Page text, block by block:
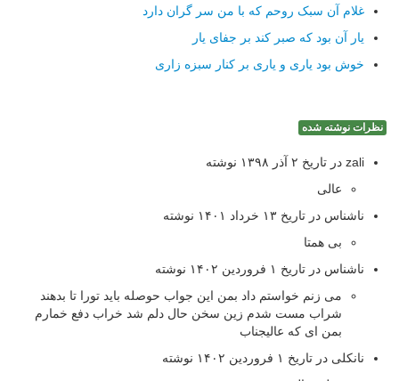
غلام آن سبک روحم که با من سر گران دارد
یار آن بود که صبر کند بر جفای یار
خوش بود یاری و یاری بر کنار سبزه زاری
نظرات نوشته شده
zali در تاریخ ۲ آذر ۱۳۹۸ نوشته
عالی
ناشناس در تاریخ ۱۳ خرداد ۱۴۰۱ نوشته
بی همتا
ناشناس در تاریخ ۱ فروردین ۱۴۰۲ نوشته
می زنم خواستم داد بمن این جواب حوصله باید تورا تا بدهند
شراب مست شدم زین سخن حال دلم شد خراب دفع خمارم
بمن ای که عالیجناب
نانکلی در تاریخ ۱ فروردین ۱۴۰۲ نوشته